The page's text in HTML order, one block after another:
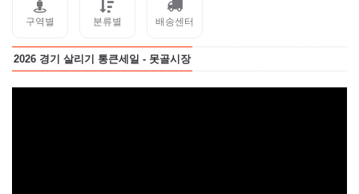
구역별 분류별 배송센터
2026 경기 살리기 통큰세일 - 못골시장